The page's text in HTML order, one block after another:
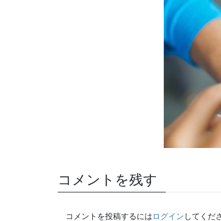
コメントを残す
コメントを投稿するには ログイン してくだ